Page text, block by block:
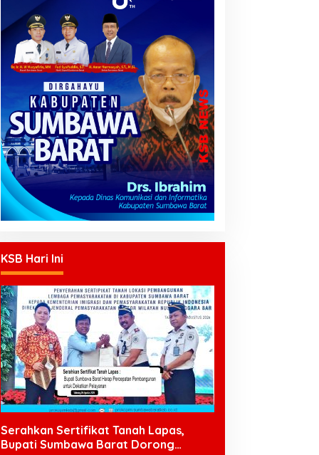
KSB Hari Ini
Serahkan Sertifikat Tanah Lapas,
Bupati Sumbawa Barat Dorong